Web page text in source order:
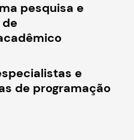
pesquisa e
e
de programação